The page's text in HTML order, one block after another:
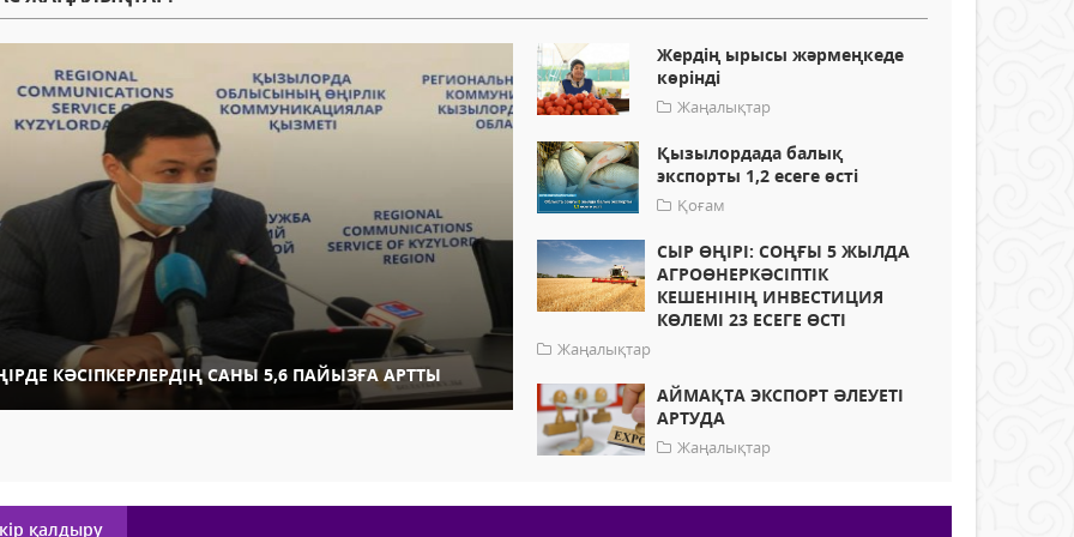
КӘСІПКЕРЛЕРДІҢ САНЫ 5,6 ПАЙЫЗҒА АРТТЫ
Жердің ырысы жәрмеңкеде
көрінді
Жаңалықтар
Қызылордада балық
экспорты 1,2 есеге өсті
Қоғам
СЫР ӨҢІРІ: СОҢҒЫ 5 ЖЫЛДА
АГРОӨНЕРКӘСІПТІК
КЕШЕНІНІҢ ИНВЕСТИЦИЯ
КӨЛЕМІ 23 ЕСЕГЕ ӨСТІ
Жаңалықтар
АЙМАҚТА ЭКСПОРТ ӘЛЕУЕТІ
АРТУДА
Жаңалықтар
қалдыру